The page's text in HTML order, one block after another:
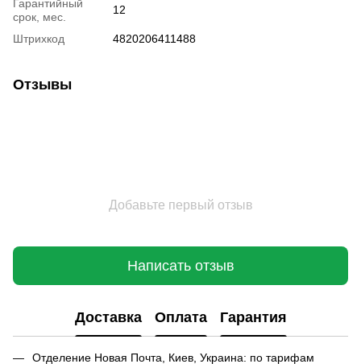
Гарантийный
срок, мес.
12
Штрихкод 4820206411488
Отзывы
Добавьте первый отзыв
Написать отзыв
Доставка Оплата Гарантия
Отделение Новая Почта, Киев, Украина: по тарифам